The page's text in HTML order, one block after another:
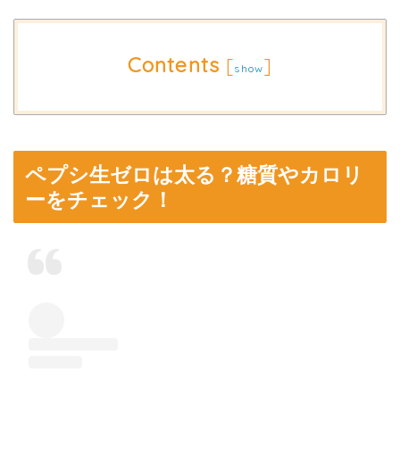
Contents [show]
ペプシ生ゼロは太る？糖質やカロリ
ーをチェック！